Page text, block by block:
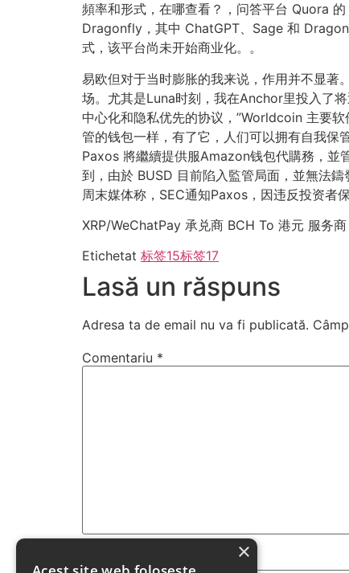
頻率和形式，在哪查看？，问答平台 Quora
Dragonfly，其中 ChatGPT、Sage 和
式，该平台尚未开始商业化。。
易欧但对于当时膨胀的我来说，作用并不显
场。尤其是Luna时刻，我在Anchor里投入了
中心化和隐私优先的协议，”Worldcoin 主要
管的钱包一样，有了它，人们可以拥有自我保
Paxos 將繼續提供服Amazon钱包代購務，並
到，由於 BUSD 目前陷入監管局面，並無法
周末媒体称，SEC通知Paxos，因违反投资者
XRP/WeChatPay 承兑商 BCH To 港元 服务
Etichetat 标签15标签17
Lasă un răspuns
Adresa ta de email nu va fi publicată.
Comentariu *
Nume * ×